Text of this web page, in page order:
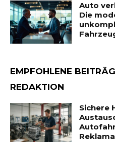
Auto
Die
EMPFOHLENE
REDAKTION
Sichere